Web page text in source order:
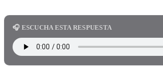
🎧 ESCUCHA ESTA RESPUESTA